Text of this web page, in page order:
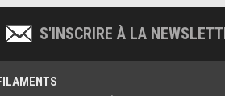
S'INSCRIRE À LA